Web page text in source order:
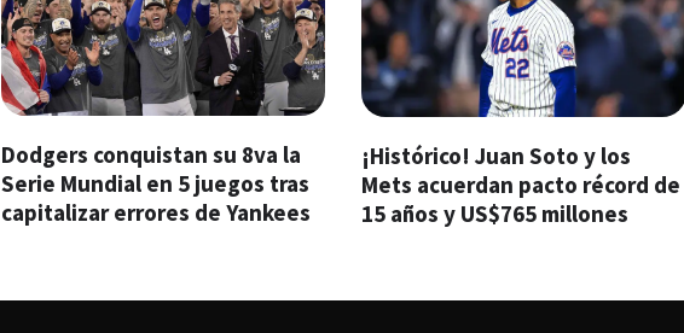
Dodgers conquistan su 8va la
Serie Mundial en 5 juegos tras
capitalizar errores de Yankees
¡Histórico! Juan Soto y los
Mets acuerdan pacto récord de
15 años y US$765 millones